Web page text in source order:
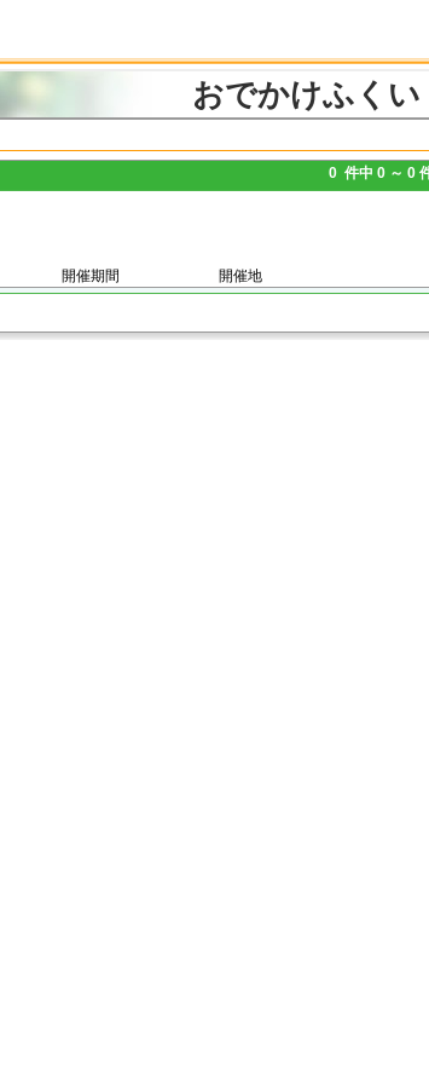
おでかけふくい
0 件中 0 ～ 0
開催期間 開催地